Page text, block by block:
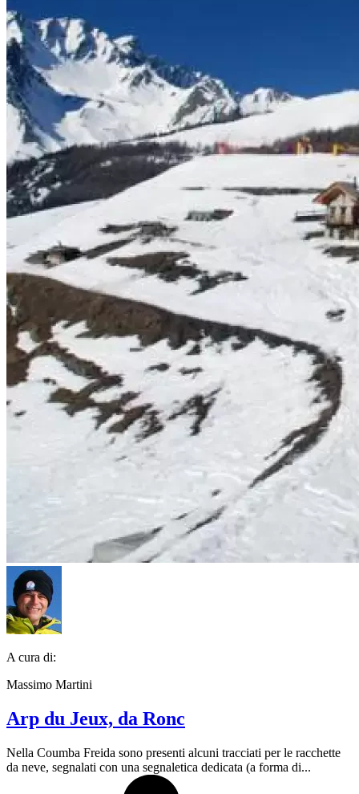
A cura di:
Massimo Martini
Arp du Jeux, da Ronc
Nella Coumba Freida sono presenti alcuni tracciati per le racchette
da neve, segnalati con una segnaletica dedicata (a forma di...